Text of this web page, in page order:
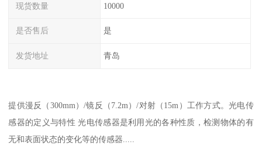
现货数量 10000
是否售后 是
发货地址 青岛
提供漫反（300mm）/镜反（7.2m）/对射（15m）工作方式。光电传
感器的定义与特性 光电传感器是利用光的各种性质，检测物体的有
无和表面状态的变化等的传感器.....